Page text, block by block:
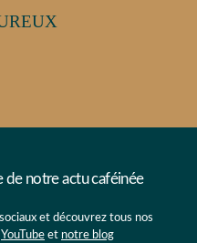
de notre actu caféinée
et découvrez tous nos
YouTube et notre blog